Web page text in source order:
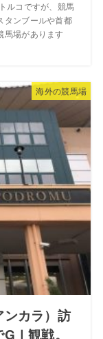
ルコですが、競馬
タンブールや首都
馬場があります
海外の競馬場
ンカラ）訪
観戦。